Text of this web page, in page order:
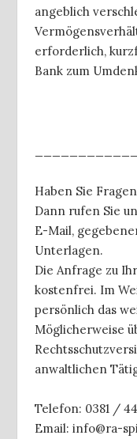
angeblich
erforderlich,
Bank zum
Haben Sie
Dann rufen Sie
E-Mail,
Unterlagen.
Die Anfrage zu
kostenfrei. Im
persönlich das
Möglicherweise
anwaltlichen
Telefon: 0381 /
Email: info@ra-